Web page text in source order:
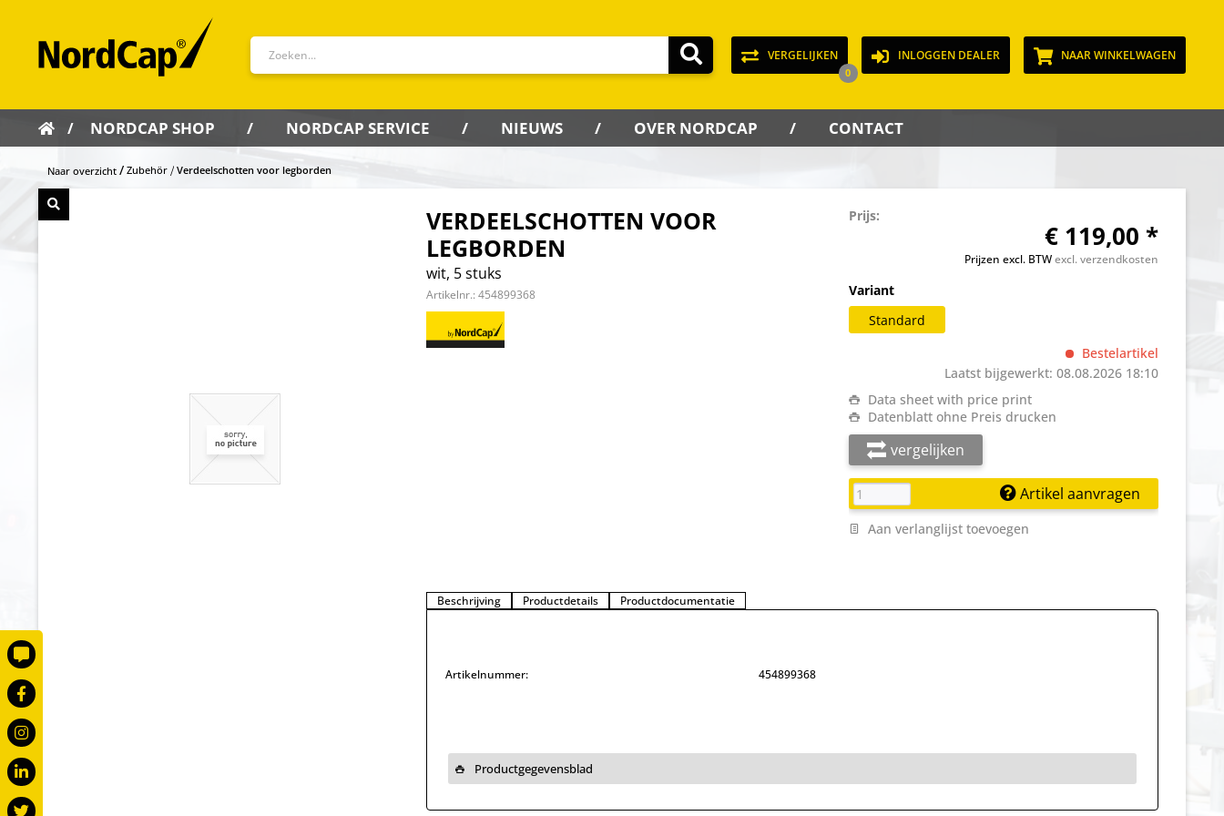
VERGELIJKEN
0
INLOGGEN DEALER NAAR WINKELWAGEN
NORDCAP SHOP NORDCAP SERVICE NIEUWS OVER NORDCAP CONTACT
Naar overzicht Zubehör Verdeelschotten voor legborden
VERDEELSCHOTTEN VOOR
LEGBORDEN
wit, 5 stuks
Artikelnr.: 454899368
Prijs:
€ 119,00 *
Prijzen excl. BTWexcl. verzendkosten
Variant
Standard
Bestelartikel
Laatst bijgewerkt: 08.08.2026 18:10
Data sheet with price print
Datenblatt ohne Preis drucken
vergelijken
Artikel aanvragen
Aan verlanglijst toevoegen
Beschrijving Productdetails Productdocumentatie
Artikelnummer: 454899368
Productgegevensblad